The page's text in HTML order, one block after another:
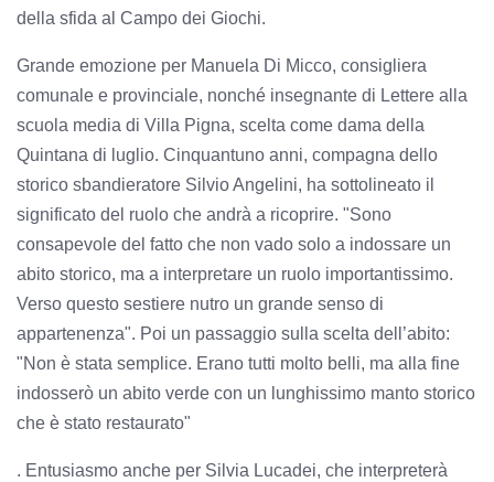
della sfida al Campo dei Giochi.
Grande emozione per Manuela Di Micco, consigliera
comunale e provinciale, nonché insegnante di Lettere alla
scuola media di Villa Pigna, scelta come dama della
Quintana di luglio. Cinquantuno anni, compagna dello
storico sbandieratore Silvio Angelini, ha sottolineato il
significato del ruolo che andrà a ricoprire. "Sono
consapevole del fatto che non vado solo a indossare un
abito storico, ma a interpretare un ruolo importantissimo.
Verso questo sestiere nutro un grande senso di
appartenenza". Poi un passaggio sulla scelta dell’abito:
"Non è stata semplice. Erano tutti molto belli, ma alla fine
indosserò un abito verde con un lunghissimo manto storico
che è stato restaurato"
. Entusiasmo anche per Silvia Lucadei, che interpreterà